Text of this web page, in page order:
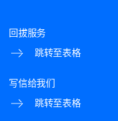
回拔服务
跳转至表格
写信给我们
跳转至表格